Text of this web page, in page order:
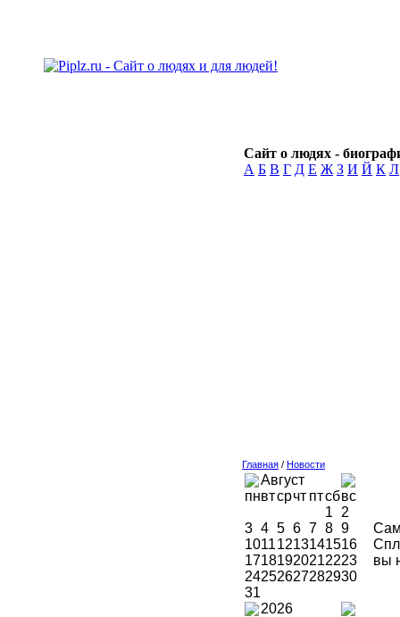
Сайт о людях -
А Б В Г Д Е Ж З И Й К Л
Главная / Новости
Август
пнвтсрчт птсбвс
1
2
3 4 5 6 7 8 9
10111213141516
17181920212223
24252627282930
31
2026
вы